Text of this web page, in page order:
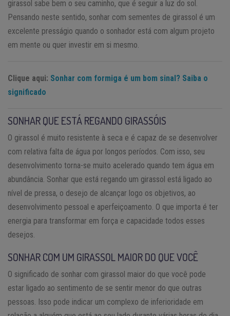
girassol sabe bem o seu caminho, que é seguir a luz do sol.
Pensando neste sentido, sonhar com sementes de girassol é um
excelente presságio quando o sonhador está com algum projeto
em mente ou quer investir em si mesmo.
Clique aqui: Sonhar com formiga é um bom sinal? Saiba o
significado
SONHAR QUE ESTÁ REGANDO GIRASSÓIS
O girassol é muito resistente à seca e é capaz de se desenvolver
com relativa falta de água por longos períodos. Com isso, seu
desenvolvimento torna-se muito acelerado quando tem água em
abundância. Sonhar que está regando um girassol está ligado ao
nível de pressa, o desejo de alcançar logo os objetivos, ao
desenvolvimento pessoal e aperfeiçoamento. O que importa é ter
energia para transformar em força e capacidade todos esses
desejos.
SONHAR COM UM GIRASSOL MAIOR DO QUE VOCÊ
O significado de sonhar com girassol maior do que você pode
estar ligado ao sentimento de se sentir menor do que outras
pessoas. Isso pode indicar um complexo de inferioridade em